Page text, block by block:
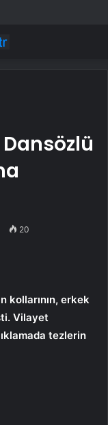
Dansözlü
20
kollarının, erkek
Vilayet
tezlerin